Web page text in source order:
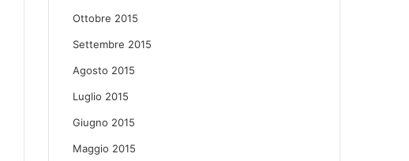
Ottobre 2015
Settembre 2015
Agosto 2015
Luglio 2015
Giugno 2015
Maggio 2015